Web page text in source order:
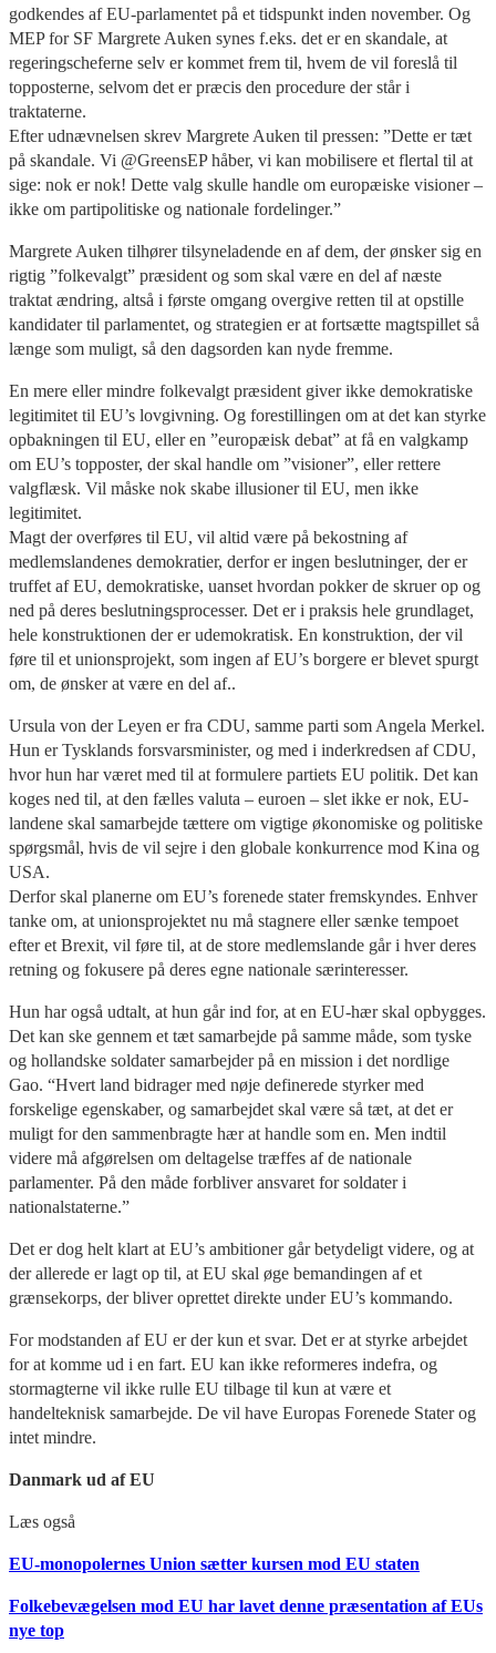
godkendes af EU-parlamentet på et tidspunkt inden november. Og
MEP for SF Margrete Auken synes f.eks. det er en skandale, at
regeringscheferne selv er kommet frem til, hvem de vil foreslå til
topposterne, selvom det er præcis den procedure der står i
traktaterne.
Efter udnævnelsen skrev Margrete Auken til pressen: ”Dette er tæt
på skandale. Vi @GreensEP håber, vi kan mobilisere et flertal til at
sige: nok er nok! Dette valg skulle handle om europæiske visioner –
ikke om partipolitiske og nationale fordelinger.”
Margrete Auken tilhører tilsyneladende en af dem, der ønsker sig en
rigtig ”folkevalgt” præsident og som skal være en del af næste
traktat ændring, altså i første omgang overgive retten til at opstille
kandidater til parlamentet, og strategien er at fortsætte magtspillet så
længe som muligt, så den dagsorden kan nyde fremme.
En mere eller mindre folkevalgt præsident giver ikke demokratiske
legitimitet til EU’s lovgivning. Og forestillingen om at det kan styrke
opbakningen til EU, eller en ”europæisk debat” at få en valgkamp
om EU’s topposter, der skal handle om ”visioner”, eller rettere
valgflæsk. Vil måske nok skabe illusioner til EU, men ikke
legitimitet.
Magt der overføres til EU, vil altid være på bekostning af
medlemslandenes demokratier, derfor er ingen beslutninger, der er
truffet af EU, demokratiske, uanset hvordan pokker de skruer op og
ned på deres beslutningsprocesser. Det er i praksis hele grundlaget,
hele konstruktionen der er udemokratisk. En konstruktion, der vil
føre til et unionsprojekt, som ingen af EU’s borgere er blevet spurgt
om, de ønsker at være en del af..
Ursula von der Leyen er fra CDU, samme parti som Angela Merkel.
Hun er Tysklands forsvarsminister, og med i inderkredsen af CDU,
hvor hun har været med til at formulere partiets EU politik. Det kan
koges ned til, at den fælles valuta – euroen – slet ikke er nok, EU-
landene skal samarbejde tættere om vigtige økonomiske og politiske
spørgsmål, hvis de vil sejre i den globale konkurrence mod Kina og
USA.
Derfor skal planerne om EU’s forenede stater fremskyndes. Enhver
tanke om, at unionsprojektet nu må stagnere eller sænke tempoet
efter et Brexit, vil føre til, at de store medlemslande går i hver deres
retning og fokusere på deres egne nationale særinteresser.
Hun har også udtalt, at hun går ind for, at en EU-hær skal opbygges.
Det kan ske gennem et tæt samarbejde på samme måde, som tyske
og hollandske soldater samarbejder på en mission i det nordlige
Gao. “Hvert land bidrager med nøje definerede styrker med
forskelige egenskaber, og samarbejdet skal være så tæt, at det er
muligt for den sammenbragte hær at handle som en. Men indtil
videre må afgørelsen om deltagelse træffes af de nationale
parlamenter. På den måde forbliver ansvaret for soldater i
nationalstaterne.”
Det er dog helt klart at EU’s ambitioner går betydeligt videre, og at
der allerede er lagt op til, at EU skal øge bemandingen af et
grænsekorps, der bliver oprettet direkte under EU’s kommando.
For modstanden af EU er der kun et svar. Det er at styrke arbejdet
for at komme ud i en fart. EU kan ikke reformeres indefra, og
stormagterne vil ikke rulle EU tilbage til kun at være et
handelteknisk samarbejde. De vil have Europas Forenede Stater og
intet mindre.
Danmark ud af EU
Læs også
EU-monopolernes Union sætter kursen mod EU staten
Folkebevægelsen mod EU har lavet denne præsentation af EUs
nye top